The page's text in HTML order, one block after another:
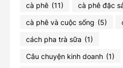
cà phê (11) cà phê đặc
cà phê và cuộc sống (5)
cách pha trà sữa (1)
Câu chuyện kinh doanh (1)